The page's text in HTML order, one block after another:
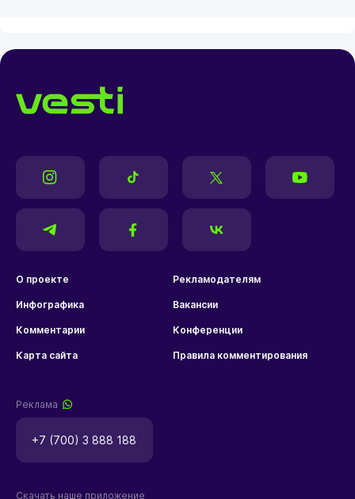
О проекте Рекламодателям
Инфографика Вакансии
Комментарии Конференции
Карта сайта Правила комментирования
Реклама
+7 (700) 3 888 188
Скачать наше приложение